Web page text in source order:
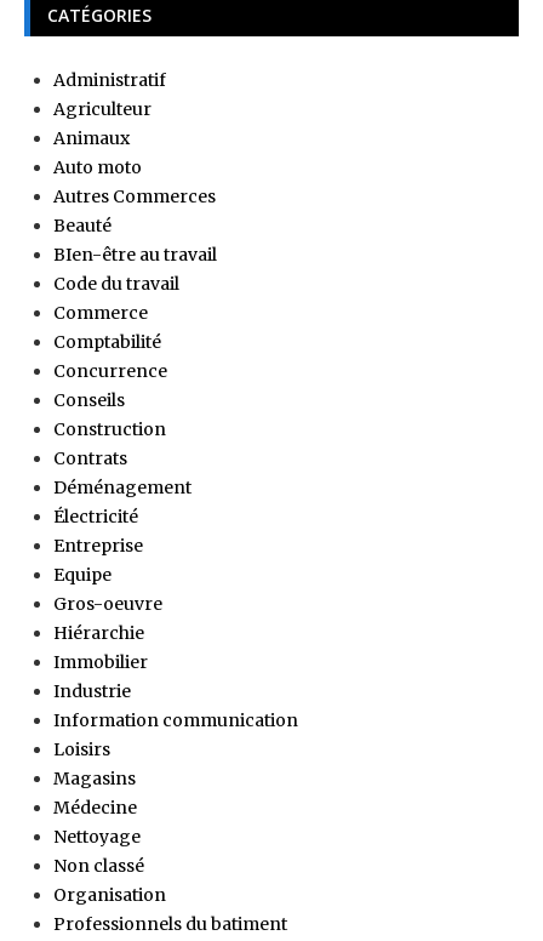
CATÉGORIES
Administratif
Agriculteur
Animaux
Auto moto
Autres Commerces
Beauté
BIen-être au travail
Code du travail
Commerce
Comptabilité
Concurrence
Conseils
Construction
Contrats
Déménagement
Électricité
Entreprise
Equipe
Gros-oeuvre
Hiérarchie
Immobilier
Industrie
Information communication
Loisirs
Magasins
Médecine
Nettoyage
Non classé
Organisation
Professionnels du batiment